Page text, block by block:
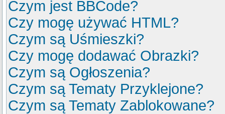
Czym jest BBCode?
Czy mogę używać HTML?
Czym są Uśmieszki?
Czy mogę dodawać Obrazki?
Czym są Ogłoszenia?
Czym są Tematy Przyklejone?
Czym są Tematy Zablokowane?